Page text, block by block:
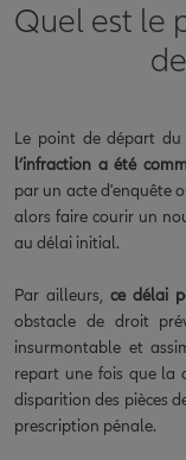
Quel est le
Le point de départ du
l’infraction a été
par un acte d'enquête
alors faire courir un
au délai initial.
Par ailleurs, ce délai
obstacle de droit
insurmontable et
repart une fois que la
disparition des pièces
prescription pénale.